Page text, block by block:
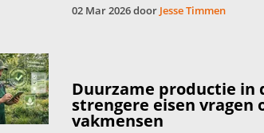
02 Mar 2026 door Jesse Timmen
Duurzame productie in
strengere eisen vragen
vakmensen